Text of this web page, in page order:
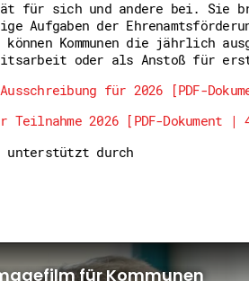
für sich und andere bei. Sie
Aufgaben der
Kommunen die jährlich
oder als Anstoß für
Ausschreibung für 2026 [PDF-
Teilnahme 2026 [PDF-Dokument |
unterstützt durch